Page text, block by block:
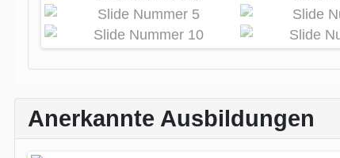
Anerkannte Ausbildungen